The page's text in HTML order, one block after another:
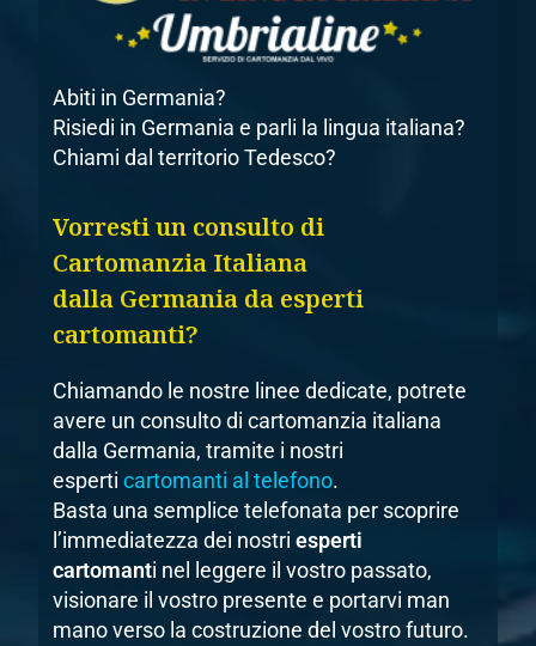
Abiti in Germania?
Risiedi in Germania e parli la lingua italiana?
Chiami dal territorio Tedesco?
Vorresti un consulto di
Cartomanzia Italiana
dalla Germania da esperti
cartomanti?
Chiamando le nostre linee dedicate, potrete
avere un consulto di cartomanzia italiana
dalla Germania, tramite i nostri
esperticartomanti al telefono.
Basta una semplice telefonata per scoprire
l’immediatezza dei nostriesperti
cartomanti nel leggere il vostro passato,
visionare il vostro presente e portarvi man
mano verso la costruzione del vostro futuro.